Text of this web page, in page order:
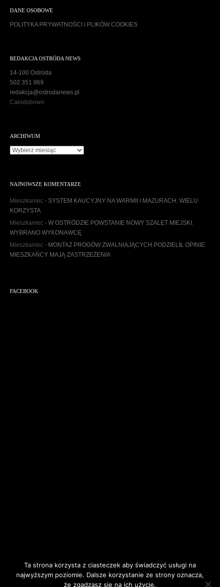
DANE OSOBOWE
POLITYKA PRYWATNOŚCI i PLIKÓW COOKIES
REDAKCJA OSTRÓDA NEWS
14-100 Ostróda
502 351 969
redakcja@ostrodanews.pl
Całodobowo
ARCHIWUM
A
w
u
NAJNOWSZE KOMENTARZE
Mieszkaniec - SYSTEM KAUCYJNY NA WARMII I MAZURACH. WIELU
KORZYSTA
Mieszkaniec - W OSTRÓDZIE POWSTANIE NOWY SZALET MIEJSKI.
WYBRANO WYKONAWCĘ
Mieszkaniec - MONTAŻ PROGÓW ZWALNIAJĄCYCH PODZIELIŁ OPINIE.
MIESZKAŃCY MAJĄ ZASTRZEŻENIA
FACEBOOK
Ta strona korzysta z ciasteczek aby świadczyć usługi na
najwyższym poziomie. Dalsze korzystanie ze strony oznacza,
że zgadzasz się na ich użycie.